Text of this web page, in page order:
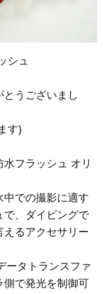
シュ
うございまし
す)
フラッシュ オリ
での撮影に適す
で、ダイビングで
るアクセサリー
ータトランスファ
側で発光を制御可